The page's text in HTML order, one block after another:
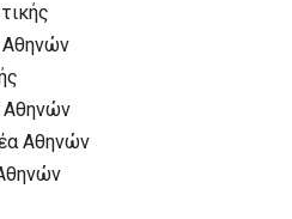
Αθηνών
Αθηνών
Αθηνών